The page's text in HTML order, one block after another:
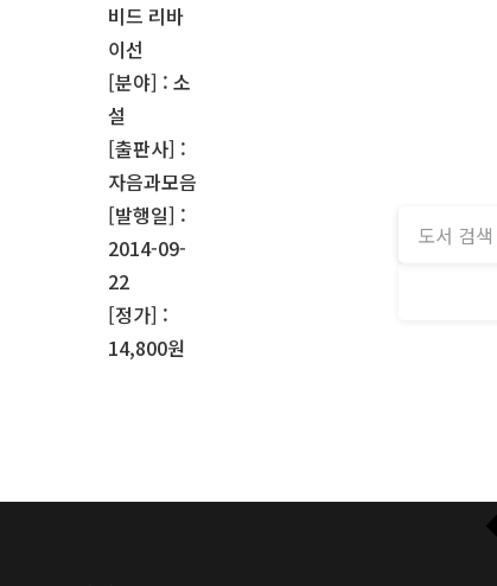
비드 리바
이선
[분야] : 소
설
[출판사] :
자음과모음
[발행일] :
2014-09-
22
[정가] :
14,800원